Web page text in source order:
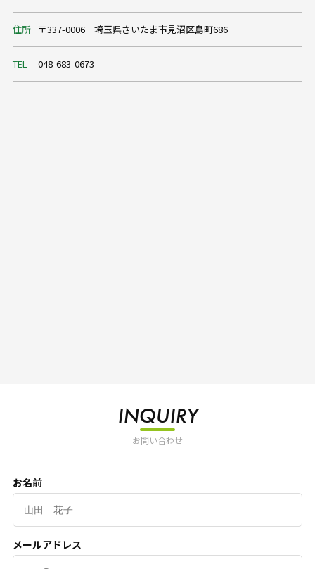
住所 〒337-0006 埼玉県さいたま市見沼区島町686
TEL 048-683-0673
INQUIRY
お問い合わせ
お名前
メールアドレス